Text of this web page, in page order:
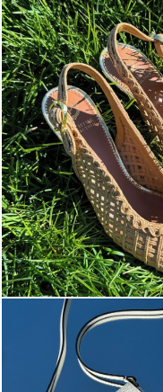
Choose between